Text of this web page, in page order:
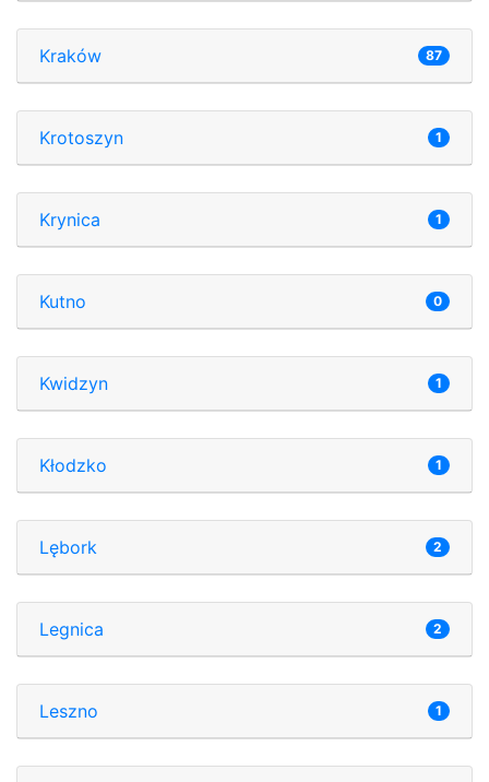
Kraków 87
Krotoszyn 1
Krynica 1
Kutno 0
Kwidzyn 1
Kłodzko 1
Lębork 2
Legnica 2
Leszno 1